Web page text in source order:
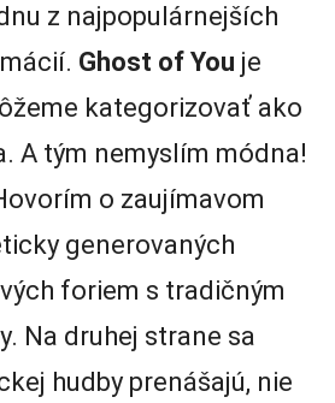
z najpopulárnejších
Ghost of You je
kategorizovať ako
A tým nemyslím módna!
o zaujímavom
generovaných
foriem s tradičným
Na druhej strane sa
hudby prenášajú, nie